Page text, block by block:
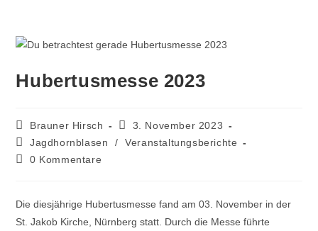
Hubertusmesse 2023
Brauner Hirsch
3. November 2023
Jagdhornblasen
/
Veranstaltungsberichte
0 Kommentare
Die diesjährige Hubertusmesse fand am 03. November in der
St. Jakob Kirche, Nürnberg statt. Durch die Messe führte